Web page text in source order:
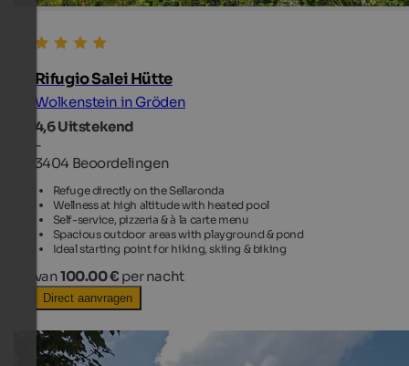
Rifugio Salei Hütte
Wolkenstein in Gröden
4,6Uitstekend
-
3404 Beoordelingen
Refuge directly on the Sellaronda
Wellness at high altitude with heated pool
Self-service, pizzeria & à la carte menu
Spacious outdoor areas with playground & pond
Ideal starting point for hiking, skiing & biking
van100.00 € per nacht
Direct aanvragen